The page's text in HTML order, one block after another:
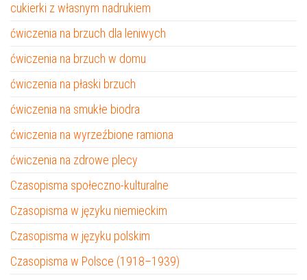
cukierki z własnym nadrukiem
ćwiczenia na brzuch dla leniwych
ćwiczenia na brzuch w domu
ćwiczenia na płaski brzuch
ćwiczenia na smukłe biodra
ćwiczenia na wyrzeźbione ramiona
ćwiczenia na zdrowe plecy
Czasopisma społeczno-kulturalne
Czasopisma w języku niemieckim
Czasopisma w języku polskim
Czasopisma w Polsce (1918–1939)